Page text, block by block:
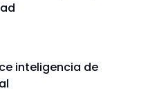
inteligencia de